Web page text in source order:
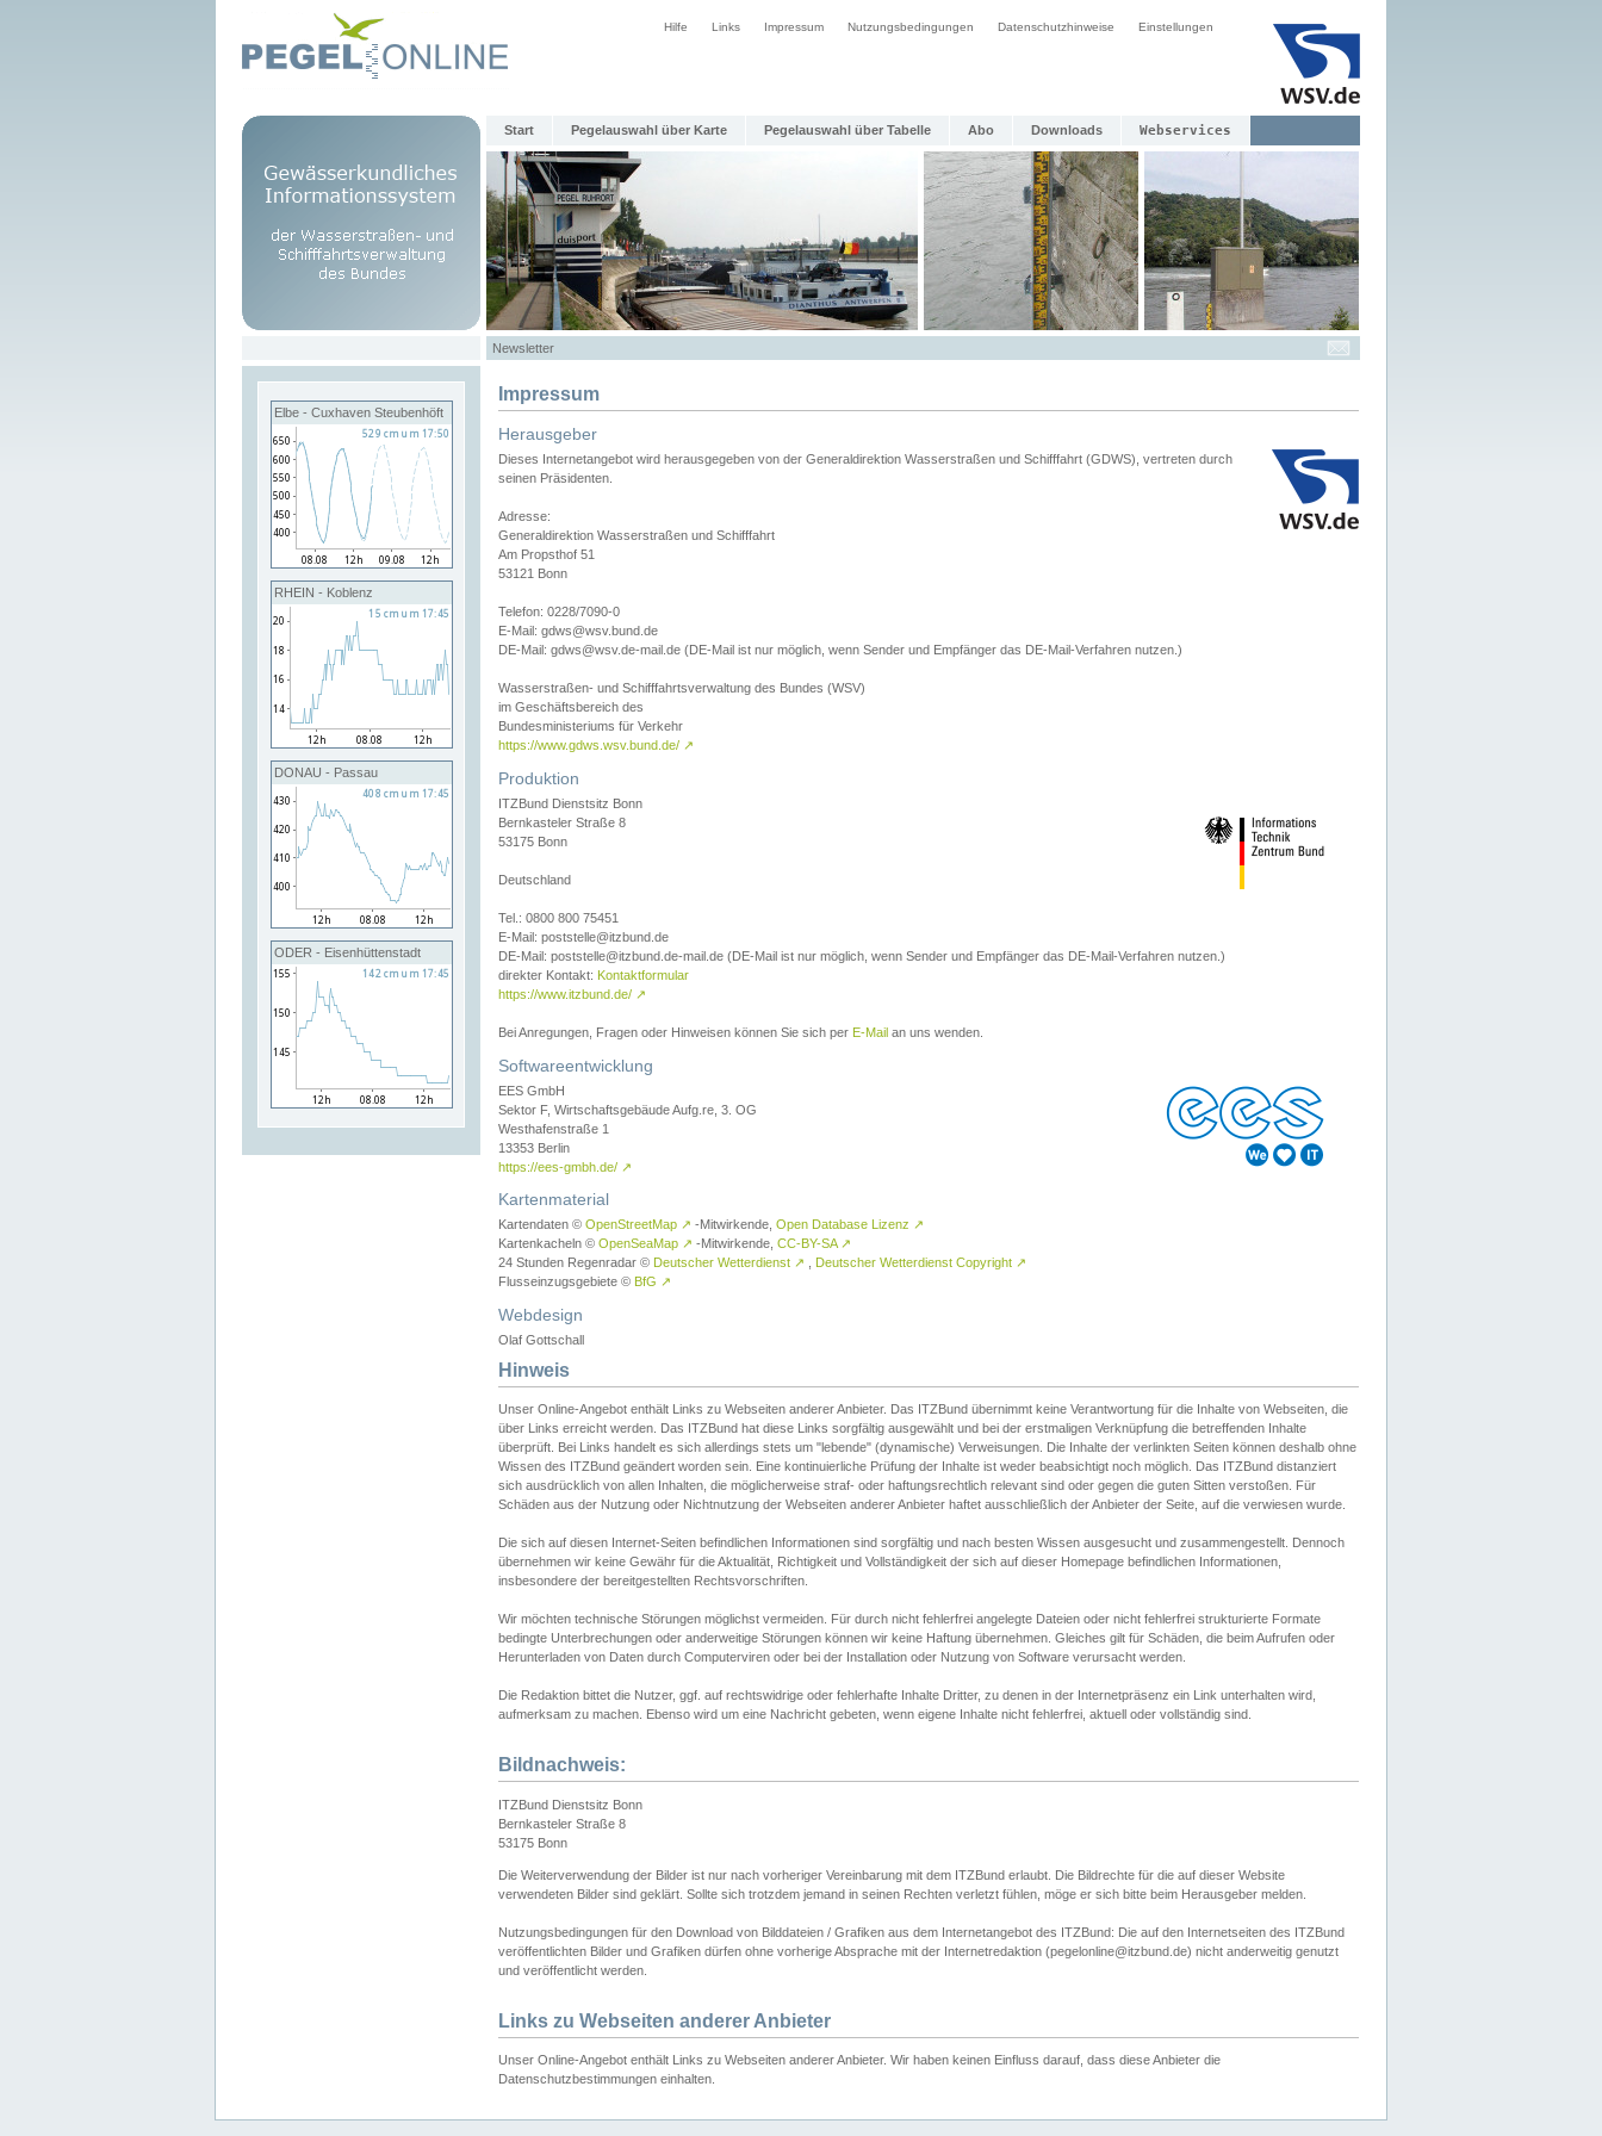
Hilfe Links Impressum Nutzungsbedingungen Datenschutzhinweise Einstellungen
Start Pegelauswahl über Karte Pegelauswahl über Tabelle Abo Downloads Webservices
Newsletter
Elbe - Cuxhaven Steubenhöft
RHEIN - Koblenz
DONAU - Passau
ODER - Eisenhüttenstadt
Impressum
Herausgeber
Dieses Internetangebot wird herausgegeben von der Generaldirektion Wasserstraßen und Schifffahrt (GDWS), vertreten durch
seinen Präsidenten.
Adresse:
Generaldirektion Wasserstraßen und Schifffahrt
Am Propsthof 51
53121 Bonn
Telefon: 0228/7090-0
E-Mail: gdws@wsv.bund.de
DE-Mail: gdws@wsv.de-mail.de (DE-Mail ist nur möglich, wenn Sender und Empfänger das DE-Mail-Verfahren nutzen.)
Wasserstraßen- und Schifffahrtsverwaltung des Bundes (WSV)
im Geschäftsbereich des
Bundesministeriums für Verkehr
https://www.gdws.wsv.bund.de/ ↗
Produktion
ITZBund Dienstsitz Bonn
Bernkasteler Straße 8
53175 Bonn
Deutschland
Tel.: 0800 800 75451
E-Mail: poststelle@itzbund.de
DE-Mail: poststelle@itzbund.de-mail.de (DE-Mail ist nur möglich, wenn Sender und Empfänger das DE-Mail-Verfahren nutzen.)
direkter Kontakt: Kontaktformular
https://www.itzbund.de/ ↗
Bei Anregungen, Fragen oder Hinweisen können Sie sich per E-Mail an uns wenden.
Softwareentwicklung
EES GmbH
Sektor F, Wirtschaftsgebäude Aufg.re, 3. OG
Westhafenstraße 1
13353 Berlin
https://ees-gmbh.de/ ↗
Kartenmaterial
Kartendaten © OpenStreetMap ↗ -Mitwirkende, Open Database Lizenz ↗
Kartenkacheln © OpenSeaMap ↗ -Mitwirkende, CC-BY-SA ↗
24 Stunden Regenradar © Deutscher Wetterdienst ↗ Deutscher Wetterdienst Copyright ↗
Flusseinzugsgebiete © BfG ↗
Webdesign
Olaf Gottschall
Hinweis
Unser Online-Angebot enthält Links zu Webseiten anderer Anbieter. Das ITZBund übernimmt keine Verantwortung für die Inhalte von Webseiten, die
über Links erreicht werden. Das ITZBund hat diese Links sorgfältig ausgewählt und bei der erstmaligen Verknüpfung die betreffenden Inhalte
überprüft. Bei Links handelt es sich allerdings stets um "lebende" (dynamische) Verweisungen. Die Inhalte der verlinkten Seiten können deshalb ohne
Wissen des ITZBund geändert worden sein. Eine kontinuierliche Prüfung der Inhalte ist weder beabsichtigt noch möglich. Das ITZBund distanziert
sich ausdrücklich von allen Inhalten, die möglicherweise straf- oder haftungsrechtlich relevant sind oder gegen die guten Sitten verstoßen. Für
Schäden aus der Nutzung oder Nichtnutzung der Webseiten anderer Anbieter haftet ausschließlich der Anbieter der Seite, auf die verwiesen wurde.
Die sich auf diesen Internet-Seiten befindlichen Informationen sind sorgfältig und nach besten Wissen ausgesucht und zusammengestellt. Dennoch
übernehmen wir keine Gewähr für die Aktualität, Richtigkeit und Vollständigkeit der sich auf dieser Homepage befindlichen Informationen,
insbesondere der bereitgestellten Rechtsvorschriften.
Wir möchten technische Störungen möglichst vermeiden. Für durch nicht fehlerfrei angelegte Dateien oder nicht fehlerfrei strukturierte Formate
bedingte Unterbrechungen oder anderweitige Störungen können wir keine Haftung übernehmen. Gleiches gilt für Schäden, die beim Aufrufen oder
Herunterladen von Daten durch Computerviren oder bei der Installation oder Nutzung von Software verursacht werden.
Die Redaktion bittet die Nutzer, ggf. auf rechtswidrige oder fehlerhafte Inhalte Dritter, zu denen in der Internetpräsenz ein Link unterhalten wird,
aufmerksam zu machen. Ebenso wird um eine Nachricht gebeten, wenn eigene Inhalte nicht fehlerfrei, aktuell oder vollständig sind.
Bildnachweis:
ITZBund Dienstsitz Bonn
Bernkasteler Straße 8
53175 Bonn
Die Weiterverwendung der Bilder ist nur nach vorheriger Vereinbarung mit dem ITZBund erlaubt. Die Bildrechte für die auf dieser Website
verwendeten Bilder sind geklärt. Sollte sich trotzdem jemand in seinen Rechten verletzt fühlen, möge er sich bitte beim Herausgeber melden.
Nutzungsbedingungen für den Download von Bilddateien / Grafiken aus dem Internetangebot des ITZBund: Die auf den Internetseiten des ITZBund
veröffentlichten Bilder und Grafiken dürfen ohne vorherige Absprache mit der Internetredaktion (pegelonline@itzbund.de) nicht anderweitig genutzt
und veröffentlicht werden.
Links zu Webseiten anderer Anbieter
Unser Online-Angebot enthält Links zu Webseiten anderer Anbieter. Wir haben keinen Einfluss darauf, dass diese Anbieter die
Datenschutzbestimmungen einhalten.